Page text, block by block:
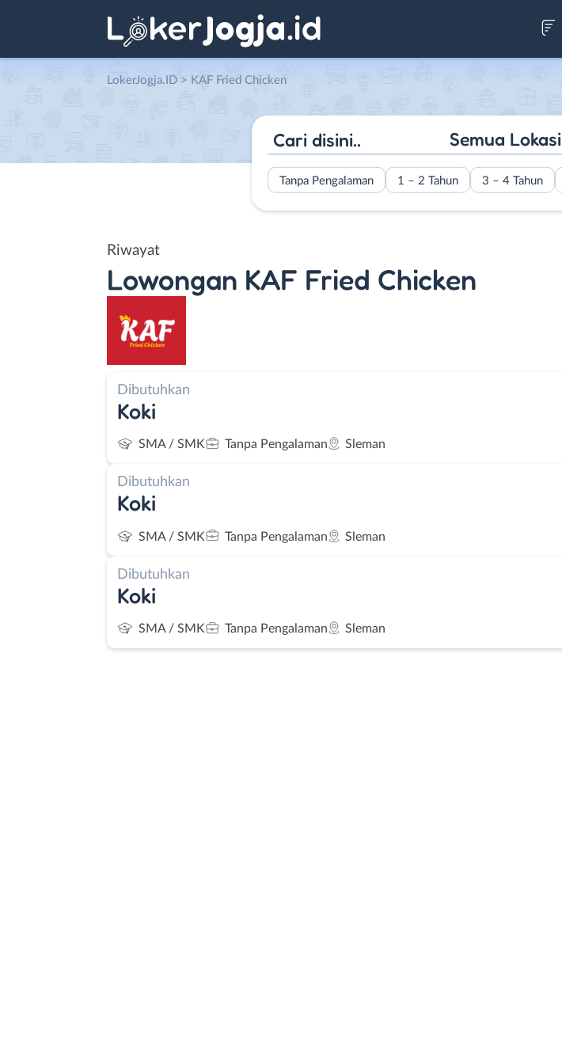
LokerJogja.ID > KAF Fried Chicken
Semua Lokasi
Tanpa Pengalaman 1 – 2 Tahun 3 – 4 Tahun
Riwayat
Lowongan KAF Fried Chicken
Dibutuhkan
Koki
SMA / SMK Tanpa Pengalaman Sleman
Dibutuhkan
Koki
SMA / SMK Tanpa Pengalaman Sleman
Dibutuhkan
Koki
SMA / SMK Tanpa Pengalaman Sleman